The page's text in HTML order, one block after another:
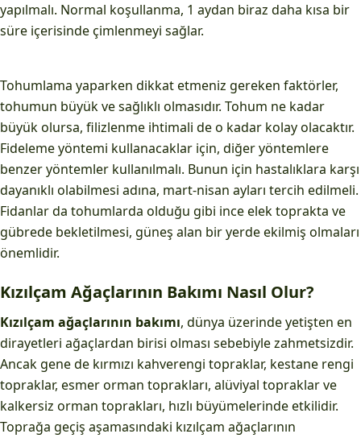
yapılmalı. Normal koşullanma, 1 aydan biraz daha kısa bir
süre içerisinde çimlenmeyi sağlar.
Tohumlama yaparken dikkat etmeniz gereken faktörler,
tohumun büyük ve sağlıklı olmasıdır. Tohum ne kadar
büyük olursa, filizlenme ihtimali de o kadar kolay olacaktır.
Fideleme yöntemi kullanacaklar için, diğer yöntemlere
benzer yöntemler kullanılmalı. Bunun için hastalıklara karşı
dayanıklı olabilmesi adına, mart-nisan ayları tercih edilmeli.
Fidanlar da tohumlarda olduğu gibi ince elek toprakta ve
gübrede bekletilmesi, güneş alan bir yerde ekilmiş olmaları
önemlidir.
Kızılçam Ağaçlarının Bakımı Nasıl Olur?
Kızılçam ağaçlarının bakımı, dünya üzerinde yetişten en
dirayetleri ağaçlardan birisi olması sebebiyle zahmetsizdir.
Ancak gene de kırmızı kahverengi topraklar, kestane rengi
topraklar, esmer orman toprakları, alüviyal topraklar ve
kalkersiz orman toprakları, hızlı büyümelerinde etkilidir.
Toprağa geçiş aşamasındaki kızılçam ağaçlarının